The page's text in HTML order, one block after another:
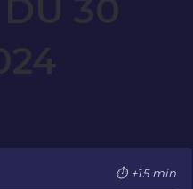
30
⏱ +15 min